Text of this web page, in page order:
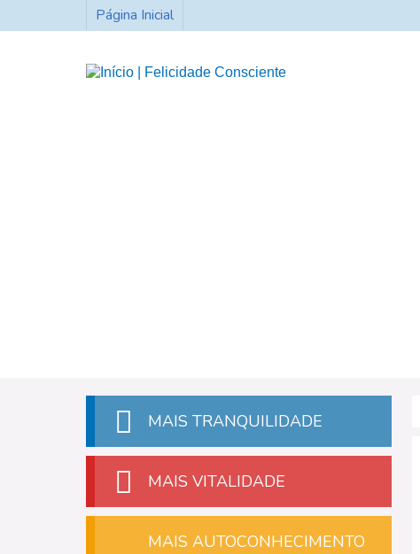
Página Inicial
MAIS TRANQUILIDADE
MAIS VITALIDADE
MAIS AUTOCONHECIMENTO